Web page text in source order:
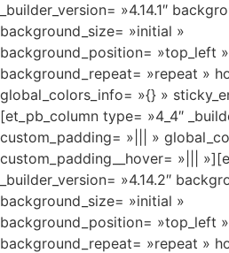
_builder_version= »4.14.1″
background_size= »initial »
background_position= »top_left »
background_repeat= »repeat »
global_colors_info= »{} »
[et_pb_column type= »4_4″
custom_padding= »||| »
custom_padding__hover= »|||
_builder_version= »4.14.2″
background_size= »initial »
background_position= »top_left »
background_repeat= »repeat »